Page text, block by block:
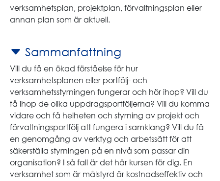
verksamhetsplan, projektplan, förvaltningsplan eller
annan plan som är aktuell.
Sammanfattning
Vill du få en ökad förståelse för hur
verksamhetsplanen eller portfölj- och
verksamhetsstyrningen fungerar och hör ihop? Vill du
få ihop de olika uppdragsportföljerna? Vill du komma
vidare och få helheten och styrning av projekt och
förvaltningsportfölj att fungera i samklang? Vill du få
en genomgång av verktyg och arbetssätt för att
säkerställa styrningen på en nivå som passar din
organisation? I så fall är det här kursen för dig. En
verksamhet som är målstyrd är kostnadseffektiv och